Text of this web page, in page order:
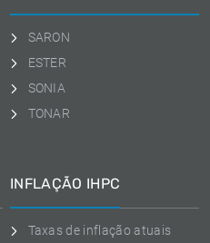
SARON
ESTER
SONIA
TONAR
INFLAÇÃO IHPC
Taxas de inflação atuais